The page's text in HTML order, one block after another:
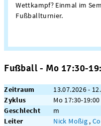
Wettkampf? Einmal im
Fußballturnier.
Fußball - Mo 17:30-
Zeitraum
13.07.2026 -
Zyklus
Mo 17:30-19:00
Geschlecht
m
Leiter
Nick Moßig ,